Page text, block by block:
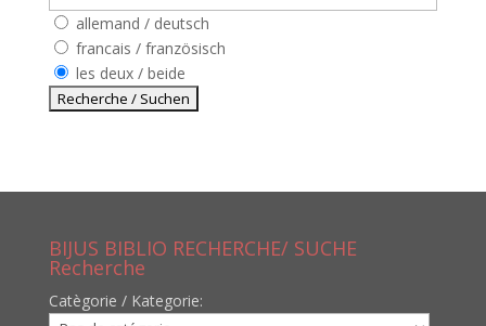
allemand / deutsch
francais / französisch
les deux / beide
BIJUS BIBLIO RECHERCHE/ SUCHE
Recherche
Catègorie / Kategorie: